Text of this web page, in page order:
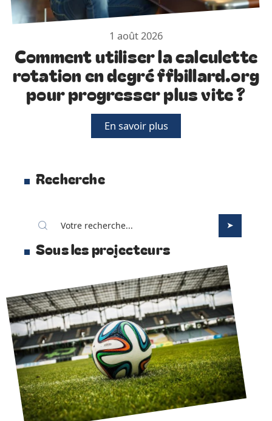
1 août 2026
Comment utiliser la calculette
rotation en degré ffbillard.org
pour progresser plus vite ?
En savoir plus
Recherche
Sous les projecteurs